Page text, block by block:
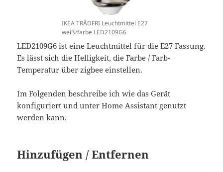
IKEA TRÅDFRI Leuchtmittel E27
weiß/farbe LED2109G6
LED2109G6 ist eine Leuchtmittel für die E27 Fassung.
Es lässt sich die Helligkeit, die Farbe / Farb-
Temperatur über zigbee einstellen.
Im Folgenden beschreibe ich wie das Gerät
konfiguriert und unter Home Assistant genutzt
werden kann.
Hinzufügen / Entfernen